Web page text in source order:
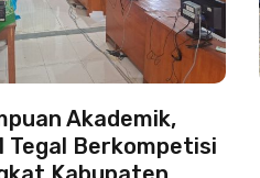
Akademik,
Tegal Berkompetisi